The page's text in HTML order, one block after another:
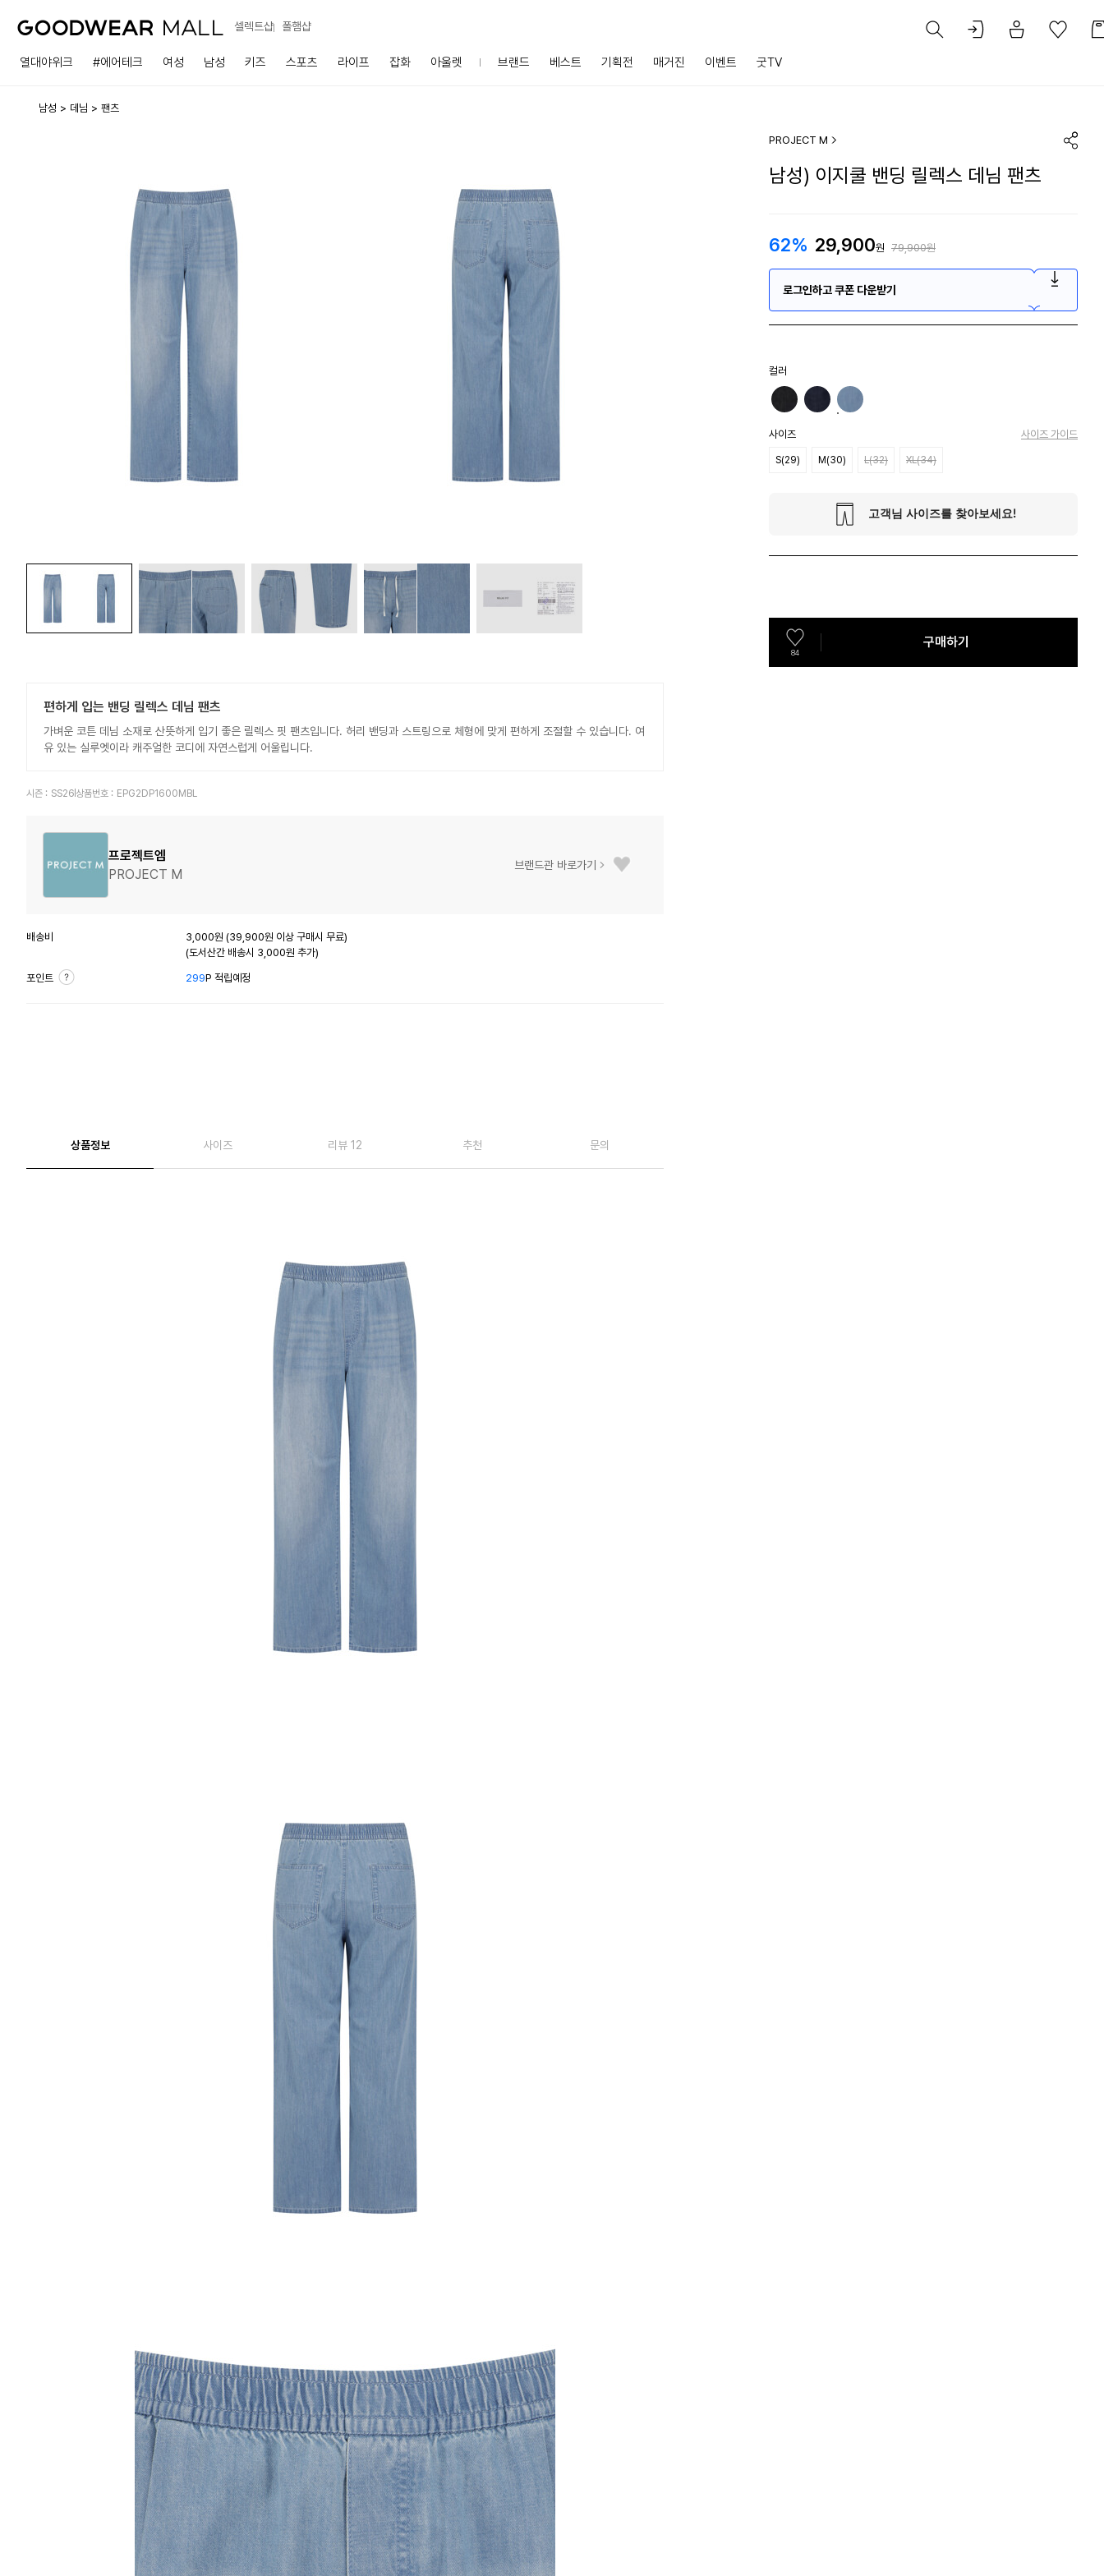
셀렉트샵 폴햄샵
열대야위크 #에어테크 여성 남성 키즈 스포츠 라이프 잡화 아울렛 브랜드 베스트 기획전 매거진 이벤트 굿TV
남성 데님 팬츠
편하게 입는 밴딩 릴렉스 데님 팬츠
가벼운 코튼 데님 소재로 산뜻하게 입기 좋은 릴렉스 핏 팬츠입니다. 허리 밴딩과 스트링으로 체형에 맞게 편하게 조절할 수 있습니다. 여
유 있는 실루엣이라 캐주얼한 코디에 자연스럽게 어울립니다.
시즌 : SS26 상품번호 : EPG2DP1600MBL
프로젝트엠
PROJECT M
브랜드관 바로가기
배송비
3,000원 (39,900원 이상 구매시 무료)
(도서산간 배송시 3,000원 추가)
포인트 299P 적립예정
상품정보 사이즈 리뷰 12 추천 문의
PROJECT M
남성) 이지쿨 밴딩 릴렉스 데님 팬츠
62% 29,900원 79,900원
로그인하고 쿠폰 다운받기
컬러
사이즈 사이즈 가이드
S(29) M(30) L(32) XL(34)
84
구매하기